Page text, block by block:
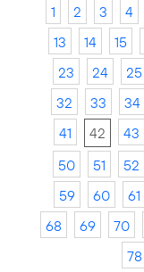
1 2 3 4
13
14 15
23
24 25
32
33 34
41
42 43
50
51 52
59
60 61
68
69 70
78